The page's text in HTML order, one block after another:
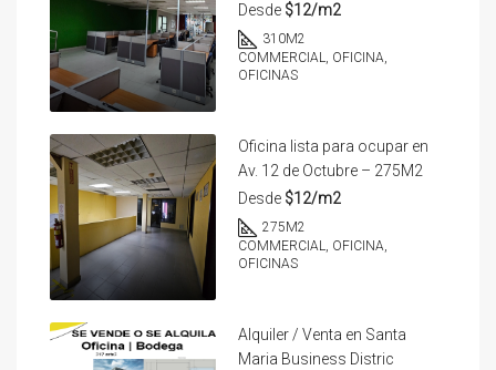
Desde $12/m2
310M2
COMMERCIAL, OFICINA,
OFICINAS
Oficina lista para ocupar en
Av. 12 de Octubre – 275M2
Desde $12/m2
275M2
COMMERCIAL, OFICINA,
OFICINAS
Alquiler / Venta en Santa
Maria Business Distric